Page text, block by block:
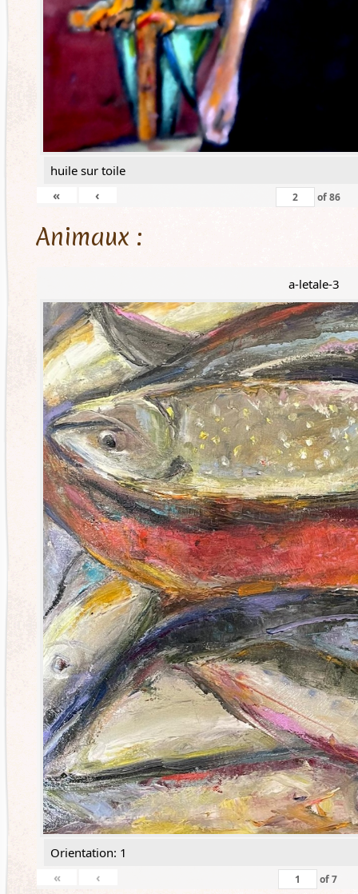
huile sur toile
«
‹ of86
Animaux :
a-letale-3
Orientation: 1
«
‹ of7